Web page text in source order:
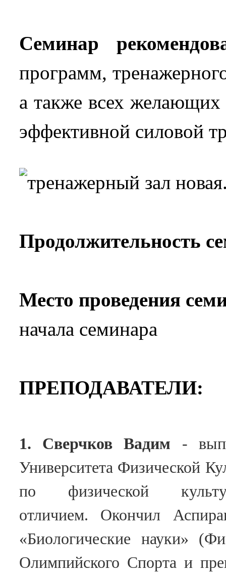
Семинар
программ,
а также всех желающих
эффективной силовой
Продолжительность
Место проведения
начала семинара
ПРЕПОДАВАТЕЛИ:
1. Сверчков Вадим - в
Университета Физической
по физической
отличием. Окончил
«Биологические науки»
Олимпийского Спорта и